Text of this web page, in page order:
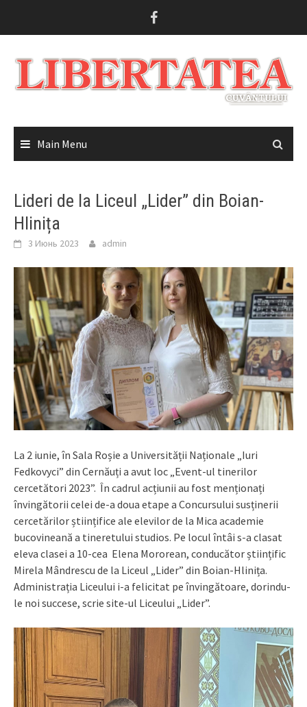
Main Menu
Lideri de la Liceul „Lider” din Boian-
Hlinița
3 Июнь 2023 admin
La 2 iunie, în Sala Roșie a Universității Naționale „Iuri
Fedkovyci” din Cernăuți a avut loc „Event-ul tinerilor
cercetători 2023”. În cadrul acțiunii au fost menționați
învingătorii celei de-a doua etape a Concursului susținerii
cercetărilor științifice ale elevilor de la Mica academie
bucovineană a tineretului studios. Pe locul întâi s-a clasat
eleva clasei a 10-cea Elena Mororean, conducător științific
Mirela Mândrescu de la Liceul „Lider” din Boian-Hlinița.
Administrația Liceului i-a felicitat pe învingătoare, dorindu-
le noi succese, scrie site-ul Liceului „Lider”.